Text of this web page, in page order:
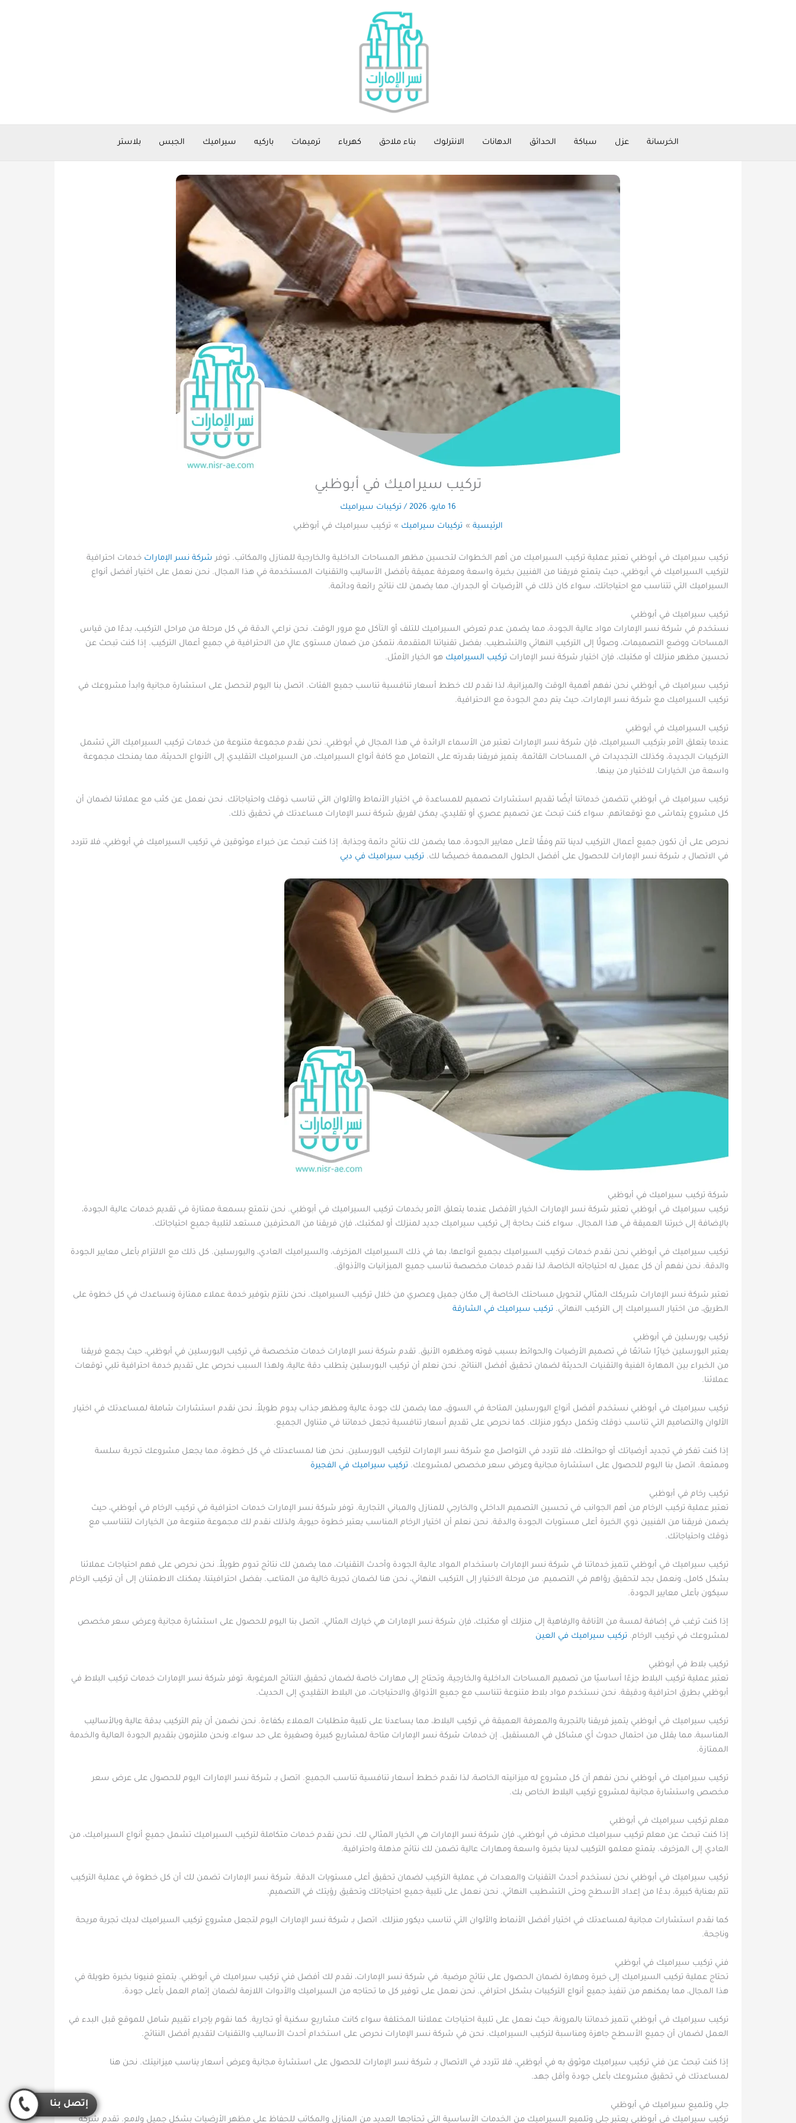
الخرسانة عزل سباكة الحدائق الدهانات الانترلوك بناء ملاحق كهرباء ترميمات باركيه سيراميك الجبس بلاستر
تركيب سيراميك في أبوظبي
16 مايو، 2026 / تركيبات سيراميك
الرئيسية تركيبات سيراميك تركيب سيراميك في أبوظبي
تركيب سيراميك في أبوظبي تعتبر عملية تركيب السيراميك من أهم الخطوات لتحسين مظهر المساحات الداخلية والخارجية للمنازل والمكاتب. توفر شركة نسر الإمارات خدمات احترافية
لتركيب السيراميك في أبوظبي، حيث يتمتع فريقنا من الفنيين بخبرة واسعة ومعرفة عميقة بأفضل الأساليب والتقنيات المستخدمة في هذا المجال. نحن نعمل على اختيار أفضل أنواع
السيراميك التي تتناسب مع احتياجاتك، سواء كان ذلك في الأرضيات أو الجدران، مما يضمن لك نتائج رائعة ودائمة.
تركيب سيراميك في أبوظبي
نستخدم في شركة نسر الإمارات مواد عالية الجودة، مما يضمن عدم تعرض السيراميك للتلف أو التآكل مع مرور الوقت. نحن نراعي الدقة في كل مرحلة من مراحل التركيب، بدءًا من قياس
المساحات ووضع التصميمات، وصولًا إلى التركيب النهائي والتشطيب. بفضل تقنياتنا المتقدمة، نتمكن من ضمان مستوى عالٍ من الاحترافية في جميع أعمال التركيب. إذا كنت تبحث عن
تحسين مظهر منزلك أو مكتبك، فإن اختيار شركة نسر الإمارات تركيب السيراميك هو الخيار الأمثل.
تركيب سيراميك في أبوظبي نحن نفهم أهمية الوقت والميزانية، لذا نقدم لك خطط أسعار تنافسية تناسب جميع الفئات. اتصل بنا اليوم لتحصل على استشارة مجانية وابدأ مشروعك في
تركيب السيراميك مع شركة نسر الإمارات، حيث يتم دمج الجودة مع الاحترافية.
تركيب السيراميك في أبوظبي
عندما يتعلق الأمر بتركيب السيراميك، فإن شركة نسر الإمارات تعتبر من الأسماء الرائدة في هذا المجال في أبوظبي. نحن نقدم مجموعة متنوعة من خدمات تركيب السيراميك التي تشمل
التركيبات الجديدة، وكذلك التجديدات في المساحات القائمة. يتميز فريقنا بقدرته على التعامل مع كافة أنواع السيراميك، من السيراميك التقليدي إلى الأنواع الحديثة، مما يمنحك مجموعة
واسعة من الخيارات للاختيار من بينها.
تركيب سيراميك في أبوظبي تتضمن خدماتنا أيضًا تقديم استشارات تصميم للمساعدة في اختيار الأنماط والألوان التي تناسب ذوقك واحتياجاتك. نحن نعمل عن كثب مع عملائنا لضمان أن
كل مشروع يتماشى مع توقعاتهم. سواء كنت تبحث عن تصميم عصري أو تقليدي، يمكن لفريق شركة نسر الإمارات مساعدتك في تحقيق ذلك.
نحرص على أن تكون جميع أعمال التركيب لدينا تتم وفقًا لأعلى معايير الجودة، مما يضمن لك نتائج دائمة وجذابة. إذا كنت تبحث عن خبراء موثوقين في تركيب السيراميك في أبوظبي، فلا تتردد
في الاتصال بـ شركة نسر الإمارات للحصول على أفضل الحلول المصممة خصيصًا لك. تركيب سيراميك في دبي
شركة تركيب سيراميك في أبوظبي
تركيب سيراميك في أبوظبي تعتبر شركة نسر الإمارات الخيار الأفضل عندما يتعلق الأمر بخدمات تركيب السيراميك في أبوظبي. نحن نتمتع بسمعة ممتازة في تقديم خدمات عالية الجودة،
بالإضافة إلى خبرتنا العميقة في هذا المجال. سواء كنت بحاجة إلى تركيب سيراميك جديد لمنزلك أو لمكتبك، فإن فريقنا من المحترفين مستعد لتلبية جميع احتياجاتك.
تركيب سيراميك في أبوظبي نحن نقدم خدمات تركيب السيراميك بجميع أنواعها، بما في ذلك السيراميك المزخرف، والسيراميك العادي، والبورسلين. كل ذلك مع الالتزام بأعلى معايير الجودة
والدقة. نحن نفهم أن كل عميل له احتياجاته الخاصة، لذا نقدم خدمات مخصصة تناسب جميع الميزانيات والأذواق.
تعتبر شركة نسر الإمارات شريكك المثالي لتحويل مساحتك الخاصة إلى مكان جميل وعصري من خلال تركيب السيراميك. نحن نلتزم بتوفير خدمة عملاء ممتازة ونساعدك في كل خطوة على
الطريق، من اختيار السيراميك إلى التركيب النهائي. تركيب سيراميك في الشارقة
تركيب بورسلين في أبوظبي
يعتبر البورسلين خيارًا شائعًا في تصميم الأرضيات والحوائط بسبب قوته ومظهره الأنيق. تقدم شركة نسر الإمارات خدمات متخصصة في تركيب البورسلين في أبوظبي، حيث يجمع فريقنا
من الخبراء بين المهارة الفنية والتقنيات الحديثة لضمان تحقيق أفضل النتائج. نحن نعلم أن تركيب البورسلين يتطلب دقة عالية، ولهذا السبب نحرص على تقديم خدمة احترافية تلبي توقعات
عملائنا.
تركيب سيراميك في أبوظبي نستخدم أفضل أنواع البورسلين المتاحة في السوق، مما يضمن لك جودة عالية ومظهر جذاب يدوم طويلاً. نحن نقدم استشارات شاملة لمساعدتك في اختيار
الألوان والتصاميم التي تناسب ذوقك وتكمل ديكور منزلك. كما نحرص على تقديم أسعار تنافسية تجعل خدماتنا في متناول الجميع.
إذا كنت تفكر في تجديد أرضياتك أو حوائطك، فلا تتردد في التواصل مع شركة نسر الإمارات لتركيب البورسلين. نحن هنا لمساعدتك في كل خطوة، مما يجعل مشروعك تجربة سلسة
وممتعة. اتصل بنا اليوم للحصول على استشارة مجانية وعرض سعر مخصص لمشروعك. تركيب سيراميك في الفجيرة
تركيب رخام في أبوظبي
تعتبر عملية تركيب الرخام من أهم الجوانب في تحسين التصميم الداخلي والخارجي للمنازل والمباني التجارية. توفر شركة نسر الإمارات خدمات احترافية في تركيب الرخام في أبوظبي، حيث
يضمن فريقنا من الفنيين ذوي الخبرة أعلى مستويات الجودة والدقة. نحن نعلم أن اختيار الرخام المناسب يعتبر خطوة حيوية، ولذلك نقدم لك مجموعة متنوعة من الخيارات لتتناسب مع
ذوقك واحتياجاتك.
تركيب سيراميك في أبوظبي تتميز خدماتنا في شركة نسر الإمارات باستخدام المواد عالية الجودة وأحدث التقنيات، مما يضمن لك نتائج تدوم طويلاً. نحن نحرص على فهم احتياجات عملائنا
بشكل كامل، ونعمل بجد لتحقيق رؤاهم في التصميم. من مرحلة الاختيار إلى التركيب النهائي، نحن هنا لضمان تجربة خالية من المتاعب. بفضل احترافيتنا، يمكنك الاطمئنان إلى أن تركيب الرخام
سيكون بأعلى معايير الجودة.
إذا كنت ترغب في إضافة لمسة من الأناقة والرفاهية إلى منزلك أو مكتبك، فإن شركة نسر الإمارات هي خيارك المثالي. اتصل بنا اليوم للحصول على استشارة مجانية وعرض سعر مخصص
لمشروعك في تركيب الرخام. تركيب سيراميك في العين
تركيب بلاط في أبوظبي
تعتبر عملية تركيب البلاط جزءًا أساسيًا من تصميم المساحات الداخلية والخارجية، وتحتاج إلى مهارات خاصة لضمان تحقيق النتائج المرغوبة. توفر شركة نسر الإمارات خدمات تركيب البلاط في
أبوظبي بطرق احترافية ودقيقة. نحن نستخدم مواد بلاط متنوعة تتناسب مع جميع الأذواق والاحتياجات، من البلاط التقليدي إلى الحديث.
تركيب سيراميك في أبوظبي يتميز فريقنا بالتجربة والمعرفة العميقة في تركيب البلاط، مما يساعدنا على تلبية متطلبات العملاء بكفاءة. نحن نضمن أن يتم التركيب بدقة عالية وبالأساليب
المناسبة، مما يقلل من احتمال حدوث أي مشاكل في المستقبل. إن خدمات شركة نسر الإمارات متاحة لمشاريع كبيرة وصغيرة على حد سواء، ونحن ملتزمون بتقديم الجودة العالية والخدمة
الممتازة.
تركيب سيراميك في أبوظبي نحن نفهم أن كل مشروع له ميزانيته الخاصة، لذا نقدم خطط أسعار تنافسية تناسب الجميع. اتصل بـ شركة نسر الإمارات اليوم للحصول على عرض سعر
مخصص واستشارة مجانية لمشروع تركيب البلاط الخاص بك.
معلم تركيب سيراميك في أبوظبي
إذا كنت تبحث عن معلم تركيب سيراميك محترف في أبوظبي، فإن شركة نسر الإمارات هي الخيار المثالي لك. نحن نقدم خدمات متكاملة لتركيب السيراميك تشمل جميع أنواع السيراميك، من
العادي إلى المزخرف. يتمتع معلمو التركيب لدينا بخبرة واسعة ومهارات عالية تضمن لك نتائج مذهلة واحترافية.
تركيب سيراميك في أبوظبي نحن نستخدم أحدث التقنيات والمعدات في عملية التركيب لضمان تحقيق أعلى مستويات الدقة. شركة نسر الإمارات تضمن لك أن كل خطوة في عملية التركيب
تتم بعناية كبيرة، بدءًا من إعداد الأسطح وحتى التشطيب النهائي. نحن نعمل على تلبية جميع احتياجاتك وتحقيق رؤيتك في التصميم.
كما نقدم استشارات مجانية لمساعدتك في اختيار أفضل الأنماط والألوان التي تناسب ديكور منزلك. اتصل بـ شركة نسر الإمارات اليوم لتجعل مشروع تركيب السيراميك لديك تجربة مريحة
وناجحة.
فني تركيب سيراميك في أبوظبي
تحتاج عملية تركيب السيراميك إلى خبرة ومهارة لضمان الحصول على نتائج مرضية. في شركة نسر الإمارات، نقدم لك أفضل فني تركيب سيراميك في أبوظبي. يتمتع فنيونا بخبرة طويلة في
هذا المجال، مما يمكنهم من تنفيذ جميع أنواع التركيبات بشكل احترافي. نحن نعمل على توفير كل ما تحتاجه من السيراميك والأدوات اللازمة لضمان إتمام العمل بأعلى جودة.
تركيب سيراميك في أبوظبي تتميز خدماتنا بالمرونة، حيث نعمل على تلبية احتياجات عملائنا المختلفة سواء كانت مشاريع سكنية أو تجارية. كما نقوم بإجراء تقييم شامل للموقع قبل البدء في
العمل لضمان أن جميع الأسطح جاهزة ومناسبة لتركيب السيراميك. نحن في شركة نسر الإمارات نحرص على استخدام أحدث الأساليب والتقنيات لتقديم أفضل النتائج.
إذا كنت تبحث عن فني تركيب سيراميك موثوق به في أبوظبي، فلا تتردد في الاتصال بـ شركة نسر الإمارات للحصول على استشارة مجانية وعرض أسعار يناسب ميزانيتك. نحن هنا
لمساعدتك في تحقيق مشروعك بأعلى جودة وأقل جهد.
جلي وتلميع سيراميك في أبوظبي
تركيب سيراميك في أبوظبي يعتبر جلي وتلميع السيراميك من الخدمات الأساسية التي تحتاجها العديد من المنازل والمكاتب للحفاظ على مظهر الأرضيات بشكل جميل ولامع. تقدم شركة
إتصل بنا